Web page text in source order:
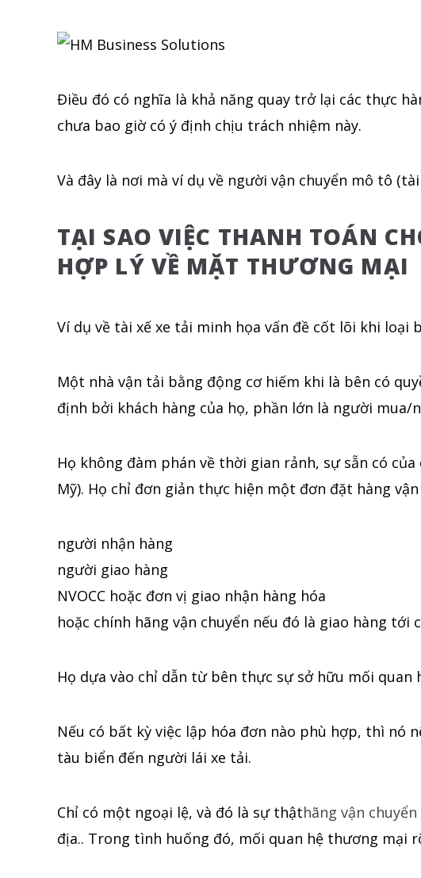
Điều đó có nghĩa là khả năng quay trở lại các thực
chưa bao giờ có ý định chịu trách nhiệm này.
Và đây là nơi mà ví dụ về người vận chuyển mô tô
TẠI SAO VIỆC THANH TOÁN
HỢP LÝ VỀ MẶT THƯƠNG MẠI
Ví dụ về tài xế xe tải minh họa vấn đề cốt lõi khi loại
Một nhà vận tải bằng động cơ hiếm khi là bên có
định bởi khách hàng của họ, phần lớn là người
Họ không đàm phán về thời gian rảnh, sự sẵn có
Mỹ). Họ chỉ đơn giản thực hiện một đơn đặt hàng
người nhận hàng
người giao hàng
NVOCC hoặc đơn vị giao nhận hàng hóa
hoặc chính hãng vận chuyển nếu đó là giao hàng tới
Họ dựa vào chỉ dẫn từ bên thực sự sở hữu mối quan
Nếu có bất kỳ việc lập hóa đơn nào phù hợp, thì
tàu biển đến người lái xe tải.
Chỉ có một ngoại lệ, và đó là sự thậthãng vận
địa.. Trong tình huống đó, mối quan hệ thương mại